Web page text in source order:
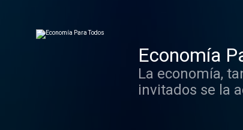
Economía
La economía,
invitados se la